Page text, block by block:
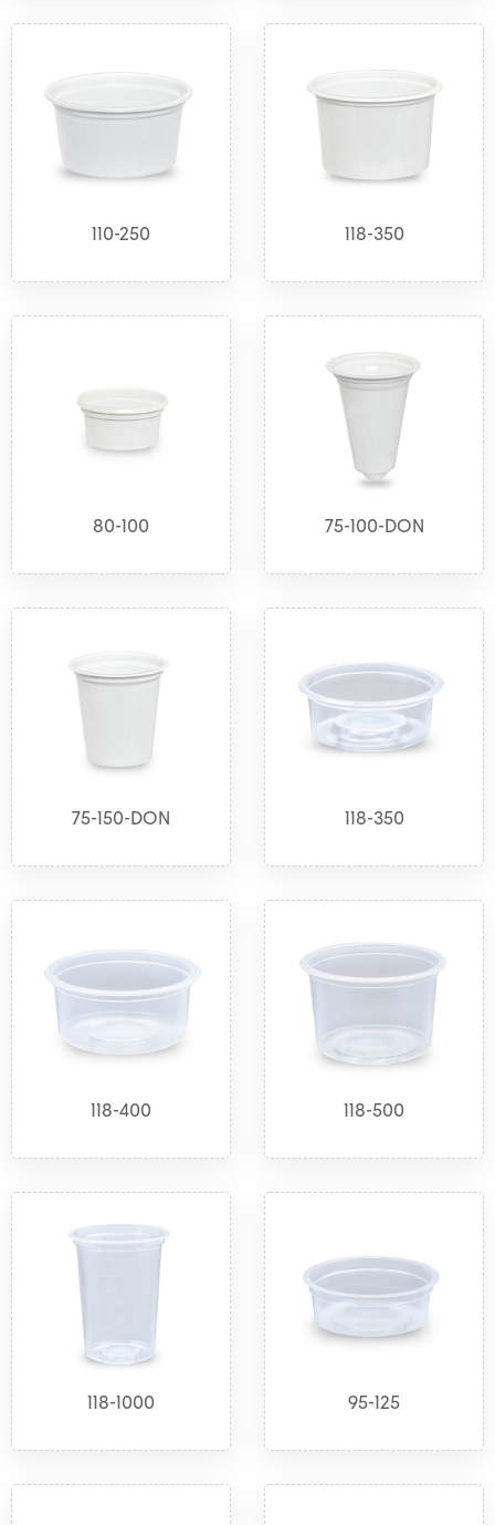
110-250 118-350
80-100 75-100-DON
75-150-DON 118-350
118-400 118-500
118-1000 95-125